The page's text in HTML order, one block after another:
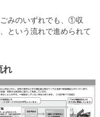
みのいずれでも、①収
という流れで進められて
れ